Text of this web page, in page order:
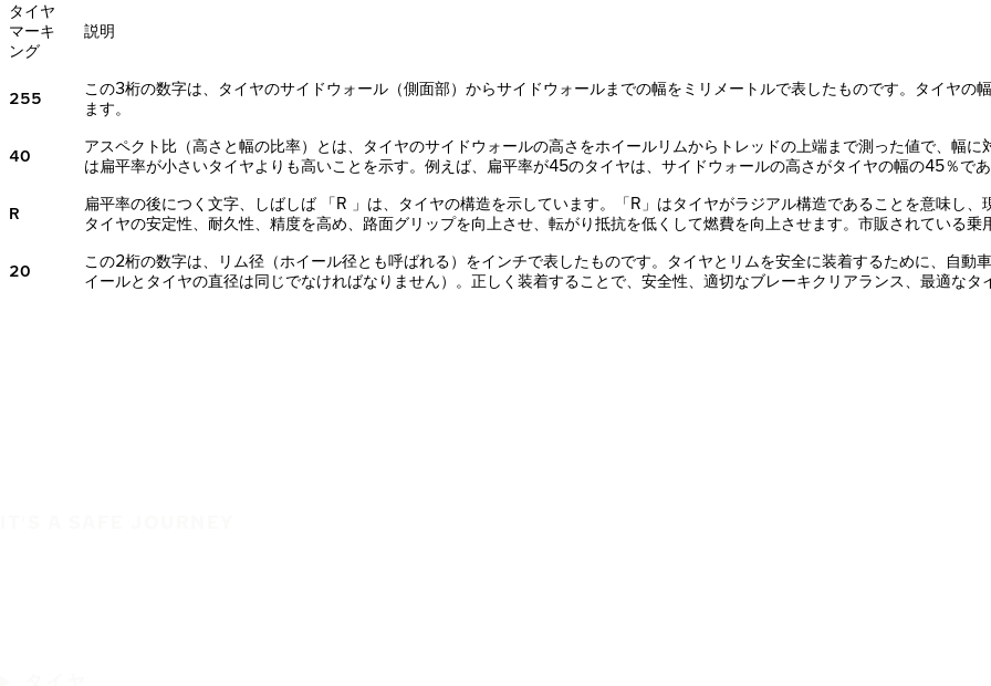
タイヤ
マーキ
ング
説明
255
この3桁の数字は、タイヤのサイドウォール（側面部）からサイドウォールまでの幅をミリメートルで表したものです。タイヤ
ます。
40
アスペクト比（高さと幅の比率）とは、タイヤのサイドウォールの高さをホイールリムからトレッドの上端まで測った値で、幅
は扁平率が小さいタイヤよりも高いことを示す。例えば、扁平率が45のタイヤは、サイドウォールの高さがタイヤの幅の45％で
R
扁平率の後につく文字、しばしば 「R 」は、タイヤの構造を示しています。「R」はタイヤがラジアル構造であることを意味し
タイヤの安定性、耐久性、精度を高め、路面グリップを向上させ、転がり抵抗を低くして燃費を向上させます。市販されている
20
この2桁の数字は、リム径（ホイール径とも呼ばれる）をインチで表したものです。タイヤとリムを安全に装着するために、自
イールとタイヤの直径は同じでなければなりません）。正しく装着することで、安全性、適切なブレーキクリアランス、最適な